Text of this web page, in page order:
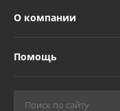
О компании
Помощь